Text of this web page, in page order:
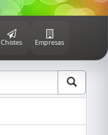
Chistes Empresas